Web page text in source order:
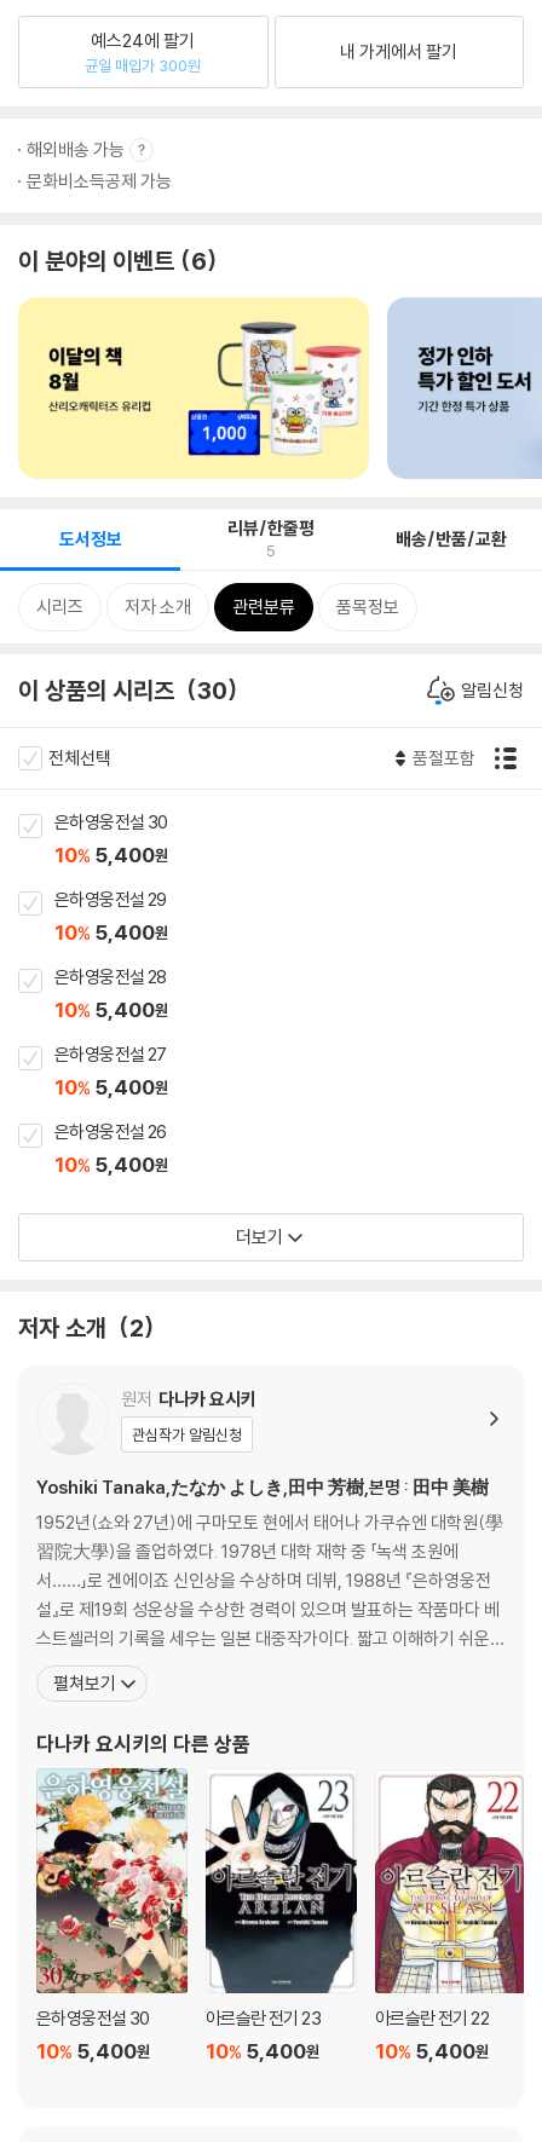
예스24에 팔기
균일 매입가 300원
내 가게에서 팔기
해외배송 가능
문화비소득공제 가능
이 분야의 이벤트 6
도서정보 리뷰/한줄평
5 배송/반품/교환
시리즈 저자 소개 관련분류 품목정보
이 상품의 시리즈 30 알림신청
전체선택 품절포함
은하영웅전설 30
10% 5,400원
은하영웅전설 29
10% 5,400원
은하영웅전설 28
10% 5,400원
은하영웅전설 27
10% 5,400원
은하영웅전설 26
10% 5,400원
더보기
저자 소개 2
원저 다나카 요시키
관심작가 알림신청
Yoshiki Tanaka,たなか よしき,田中 芳樹,본명 : 田中 美樹
1952년(쇼와 27년)에 구마모토 현에서 태어나 가쿠슈엔 대학원(學
習院大學)을 졸업하였다. 1978년 대학 재학 중 「녹색 초원에
서……」로 겐에이죠 신인상을 수상하며 데뷔, 1988년 『은하영웅전
설』로 제19회 성운상을 수상한 경력이 있으며 발표하는 작품마다 베
스트셀러의 기록을 세우는 일본 대중작가이다. 짧고 이해하기 쉬운
간결한 문체와 상호연관관계가 전혀 흐트러지지 않는 짜임새있는 일
관된 구조로 스토리의 호흡을 매끄럽게 이어간다는 평을 받고 있다.
품은 모두 애니메이션으로 제작되었다. 특히 일본에서만 950
펼쳐보기
다나카 요시키 의 다른 상품
은하영웅전설 30
5,400원
10%
아르슬란 전기 23
5,400원
10%
아르슬란 전기 22
5,400원
10%